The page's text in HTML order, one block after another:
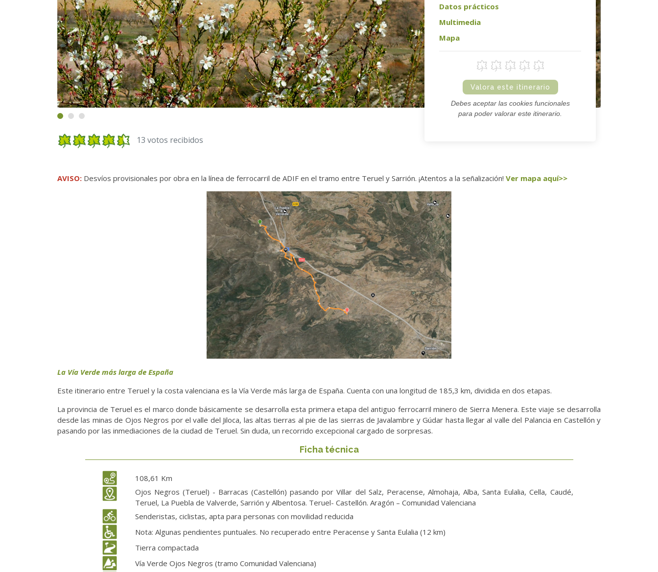
Datos prácticos
Multimedia
Mapa
Valora este itinerario
Debes aceptar las cookies funcionales
para poder valorar este itinerario.
13 votos recibidos
AVISO: Desvíos provisionales por obra en la línea de ferrocarril de ADIF en el tramo entre Teruel y Sarrión. ¡Atentos a la señalización! Ver mapa aquí>>
La Vía Verde más larga de España
Este itinerario entre Teruel y la costa valenciana es la Vía Verde más larga de España. Cuenta con una longitud de 185,3 km, dividida en dos etapas.
La provincia de Teruel es el marco donde básicamente se desarrolla esta primera etapa del antiguo ferrocarril minero de Sierra Menera. Este viaje se desarrolla
desde las minas de Ojos Negros por el valle del Jiloca, las altas tierras al pie de las sierras de Javalambre y Gúdar hasta llegar al valle del Palancia en Castellón y
pasando por las inmediaciones de la ciudad de Teruel. Sin duda, un recorrido excepcional cargado de sorpresas.
Ficha técnica
108,61 Km
Ojos Negros (Teruel) - Barracas (Castellón) pasando por Villar del Salz, Peracense, Almohaja, Alba, Santa Eulalia, Cella, Caudé,
Teruel, La Puebla de Valverde, Sarrión y Albentosa. Teruel- Castellón. Aragón – Comunidad Valenciana
Senderistas, ciclistas, apta para personas con movilidad reducida
Nota: Algunas pendientes puntuales. No recuperado entre Peracense y Santa Eulalia (12 km)
Tierra compactada
Vía Verde Ojos Negros (tramo Comunidad Valenciana)